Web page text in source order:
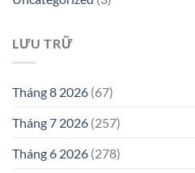
LƯU TRỮ
Tháng 8 2026 (67)
Tháng 7 2026 (257)
Tháng 6 2026 (278)